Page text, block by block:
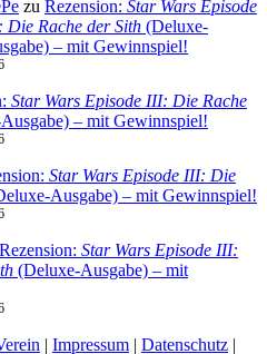
zu Rezension: Star Wars Episode
Die Rache der Sith (Deluxe-
– mit Gewinnspiel!
Star Wars Episode III: Die Rache
– mit Gewinnspiel!
Star Wars Episode III: Die
Ausgabe) – mit Gewinnspiel!
Rezension: Star Wars Episode III:
(Deluxe-Ausgabe) – mit
| Impressum | Datenschutz |